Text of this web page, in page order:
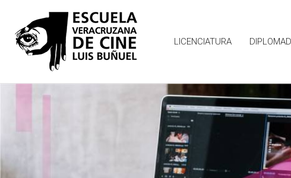
LICENCIATURA